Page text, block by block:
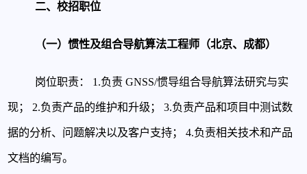
二、校招职位
（一）惯性及组合导航算法工程师（北京、成都）
岗位职责： 1.负责 GNSS/惯导组合导航算法研究与实
现；2.负责产品的维护和升级；3.负责产品和项目中测试数
据的分析、问题解决以及客户支持；4.负责相关技术和产品
文档的编写。